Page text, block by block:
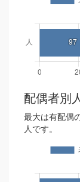
配偶者別
最大は有配偶
人です。